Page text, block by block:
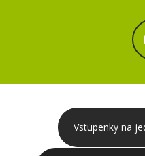
Vstupenky na